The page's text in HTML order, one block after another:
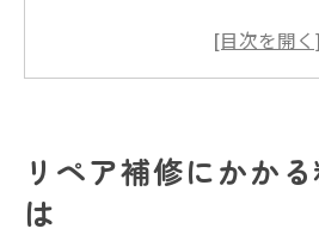
関東圏内でのリペア補
リペア補修費用の内訳
リペア補修にかか
は